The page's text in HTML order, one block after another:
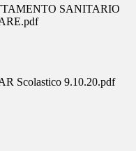
SANITARIO
Scolastico 9.10.20.pdf